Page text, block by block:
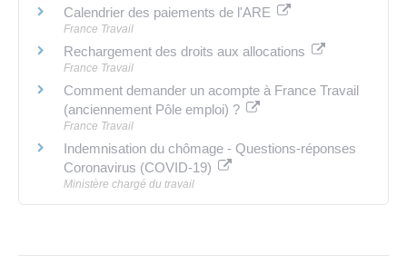
Calendrier des paiements de l'ARE
France Travail
Rechargement des droits aux allocations
France Travail
Comment demander un acompte à France Travail
(anciennement Pôle emploi) ?
France Travail
Indemnisation du chômage - Questions-réponses
Coronavirus (COVID-19)
Ministère chargé du travail